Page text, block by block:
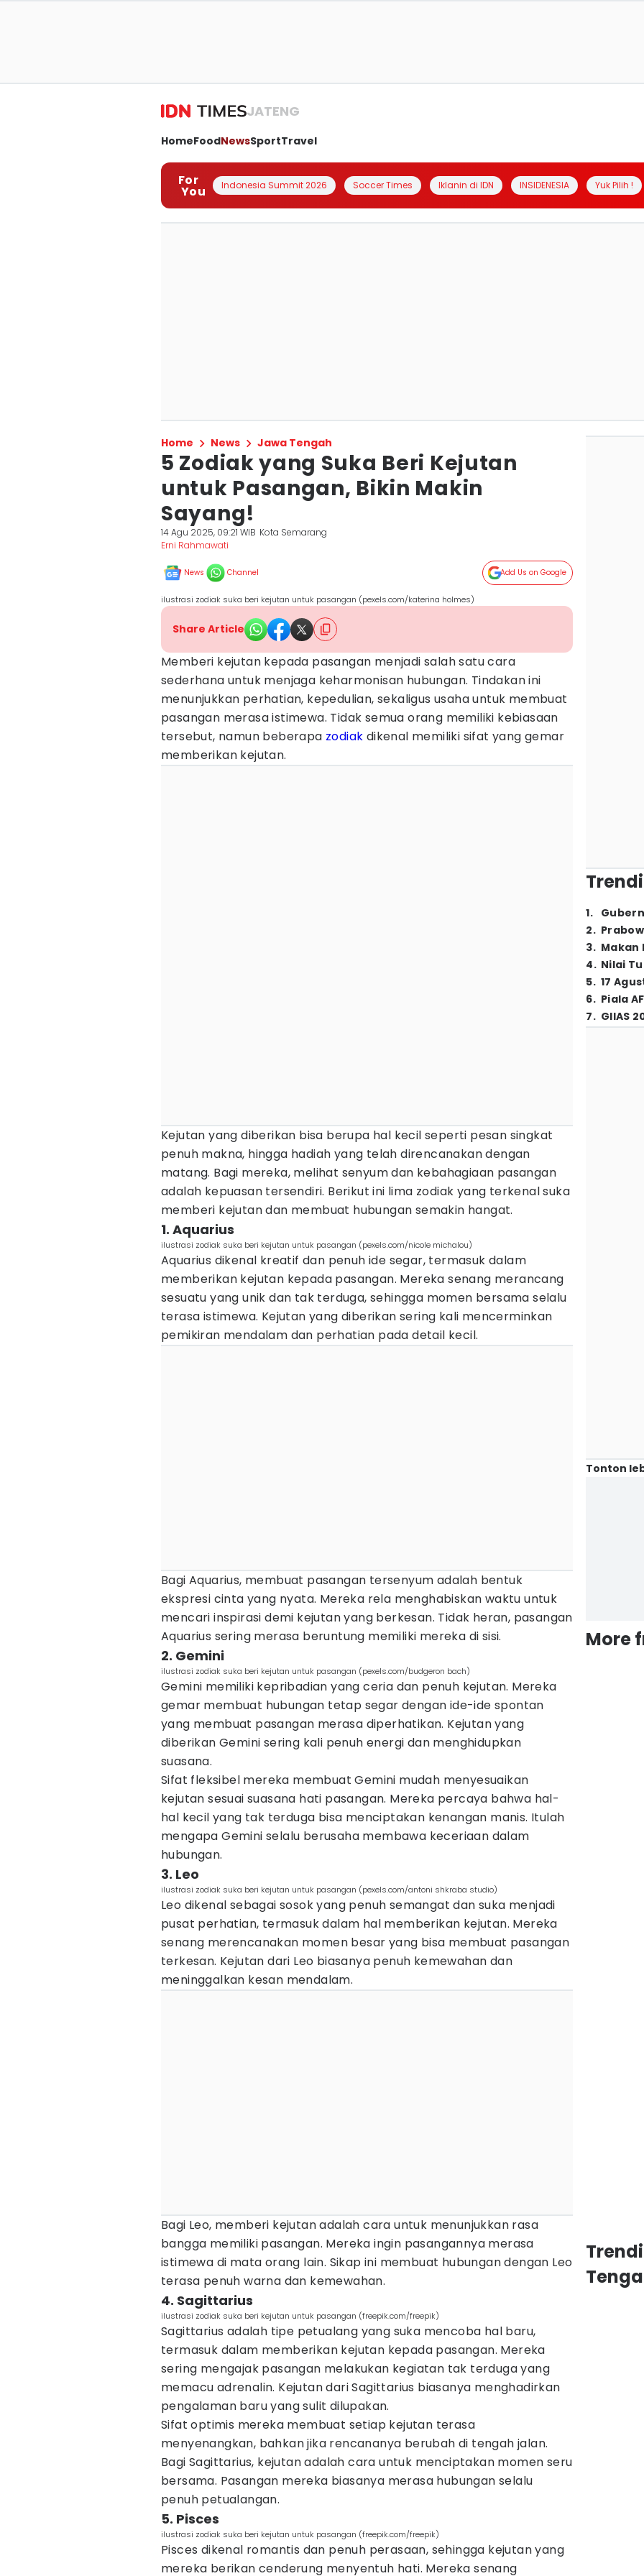
JATENG
HomeFoodNewsSportTravel
For
You Indonesia Summit 2026 Soccer Times Iklanin di IDN INSIDENESIA Yuk Pilih !
Home News Jawa Tengah
5 Zodiak yang Suka Beri Kejutan
untuk Pasangan, Bikin Makin
Sayang!
14 Agu 2025, 09:21 WIB Kota Semarang
Erni Rahmawati
News Channel Add Us on Google
ilustrasi zodiak suka beri kejutan untuk pasangan (pexels.com/katerina holmes)
Share Article
Memberi kejutan kepada pasangan menjadi salah satu cara
sederhana untuk menjaga keharmonisan hubungan. Tindakan ini
menunjukkan perhatian, kepedulian, sekaligus usaha untuk membuat
pasangan merasa istimewa. Tidak semua orang memiliki kebiasaan
tersebut, namun beberapa zodiak dikenal memiliki sifat yang gemar
memberikan kejutan.
Kejutan yang diberikan bisa berupa hal kecil seperti pesan singkat
penuh makna, hingga hadiah yang telah direncanakan dengan
matang. Bagi mereka, melihat senyum dan kebahagiaan pasangan
adalah kepuasan tersendiri. Berikut ini lima zodiak yang terkenal suka
memberi kejutan dan membuat hubungan semakin hangat.
1. Aquarius
ilustrasi zodiak suka beri kejutan untuk pasangan (pexels.com/nicole michalou)
Aquarius dikenal kreatif dan penuh ide segar, termasuk dalam
memberikan kejutan kepada pasangan. Mereka senang merancang
sesuatu yang unik dan tak terduga, sehingga momen bersama selalu
terasa istimewa. Kejutan yang diberikan sering kali mencerminkan
pemikiran mendalam dan perhatian pada detail kecil.
Bagi Aquarius, membuat pasangan tersenyum adalah bentuk
ekspresi cinta yang nyata. Mereka rela menghabiskan waktu untuk
mencari inspirasi demi kejutan yang berkesan. Tidak heran, pasangan
Aquarius sering merasa beruntung memiliki mereka di sisi.
2. Gemini
ilustrasi zodiak suka beri kejutan untuk pasangan (pexels.com/budgeron bach)
Gemini memiliki kepribadian yang ceria dan penuh kejutan. Mereka
gemar membuat hubungan tetap segar dengan ide-ide spontan
yang membuat pasangan merasa diperhatikan. Kejutan yang
diberikan Gemini sering kali penuh energi dan menghidupkan
suasana.
Sifat fleksibel mereka membuat Gemini mudah menyesuaikan
kejutan sesuai suasana hati pasangan. Mereka percaya bahwa hal-
hal kecil yang tak terduga bisa menciptakan kenangan manis. Itulah
mengapa Gemini selalu berusaha membawa keceriaan dalam
hubungan.
3. Leo
ilustrasi zodiak suka beri kejutan untuk pasangan (pexels.com/antoni shkraba studio)
Leo dikenal sebagai sosok yang penuh semangat dan suka menjadi
pusat perhatian, termasuk dalam hal memberikan kejutan. Mereka
senang merencanakan momen besar yang bisa membuat pasangan
terkesan. Kejutan dari Leo biasanya penuh kemewahan dan
meninggalkan kesan mendalam.
Bagi Leo, memberi kejutan adalah cara untuk menunjukkan rasa
bangga memiliki pasangan. Mereka ingin pasangannya merasa
istimewa di mata orang lain. Sikap ini membuat hubungan dengan Leo
terasa penuh warna dan kemewahan.
4. Sagittarius
ilustrasi zodiak suka beri kejutan untuk pasangan (freepik.com/freepik)
Sagittarius adalah tipe petualang yang suka mencoba hal baru,
termasuk dalam memberikan kejutan kepada pasangan. Mereka
sering mengajak pasangan melakukan kegiatan tak terduga yang
memacu adrenalin. Kejutan dari Sagittarius biasanya menghadirkan
pengalaman baru yang sulit dilupakan.
Sifat optimis mereka membuat setiap kejutan terasa
menyenangkan, bahkan jika rencananya berubah di tengah jalan.
Bagi Sagittarius, kejutan adalah cara untuk menciptakan momen seru
bersama. Pasangan mereka biasanya merasa hubungan selalu
penuh petualangan.
5. Pisces
ilustrasi zodiak suka beri kejutan untuk pasangan (freepik.com/freepik)
Pisces dikenal romantis dan penuh perasaan, sehingga kejutan yang
mereka berikan cenderung menyentuh hati. Mereka senang
1.
2.
3. Makan
4. Nilai
5. 17
6. Piala
7. GIIAS
Tonton
More